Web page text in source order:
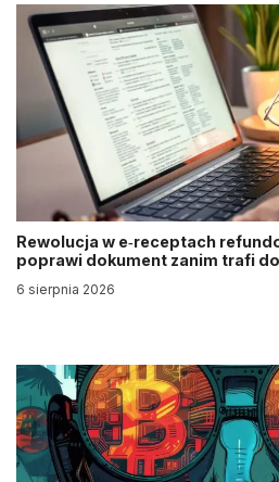
Rewolucja w e‑receptach
poprawi dokument zanim trafi
6 sierpnia 2026